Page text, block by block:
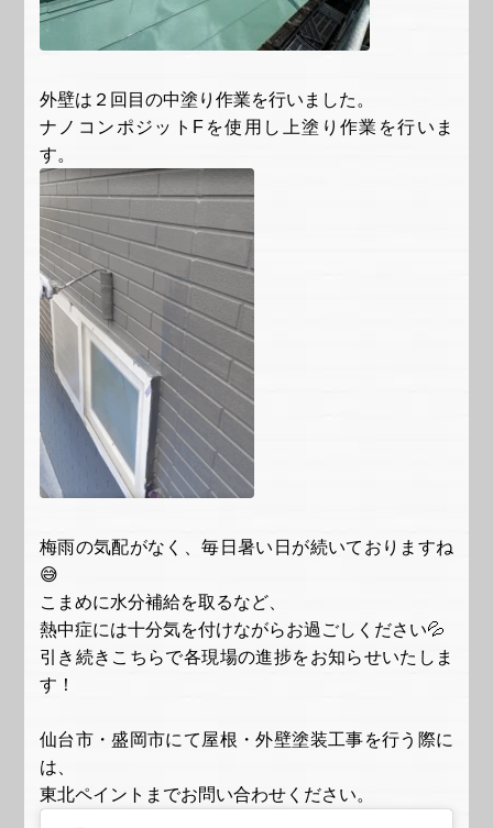
外壁は２回目の中塗り作業を行いました。
ナノコンポジットFを使用し上塗り作業を行いま
す。
梅雨の気配がなく、毎日暑い日が続いておりますね
😅
こまめに水分補給を取るなど、
熱中症には十分気を付けながらお過ごしください💦
引き続きこちらで各現場の進捗をお知らせいたしま
す！
仙台市・盛岡市にて屋根・外壁塗装工事を行う際に
は、
東北ペイント までお問い合わせください。